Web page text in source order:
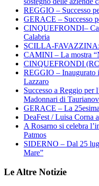
REGGIO – Successo
GERACE – Successo
CINQUEFRONDI–
Calabria
SCILLA-FAVAZZINA:
CAMINI – La mostra
CINQUEFRONDI
REGGIO – Inaugurato
Lazzaro
Successo a Reggio per
Madonnari di
GERACE – La
DeaFest / Luisa Corna
A Rosarno si celebra
Patmos
SIDERNO – Dal 25
Mare”
Le Altre Notizie